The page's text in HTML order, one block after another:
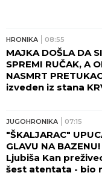
HRONIKA 08:55
MAJKA DOŠLA DA
SPREMI RUČAK, A
NASMRT
izveden iz stana
"Zapomagala je na
(FOTO, VIDEO)
JUGOHRONIKA 07:15
"ŠKALJARAC"
GLAVU NA
Ljubiša Kan
šest atentata - bio